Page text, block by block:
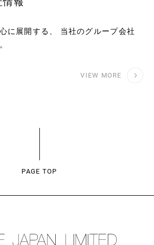
に展開する、
当社のグループ会社
VIEW MORE
PAGE TOP